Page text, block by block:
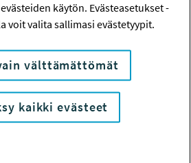
käytön. Evästeasetukset -
voit valita sallimasi evästetyypit.
välttämättömät
kaikki evästeet